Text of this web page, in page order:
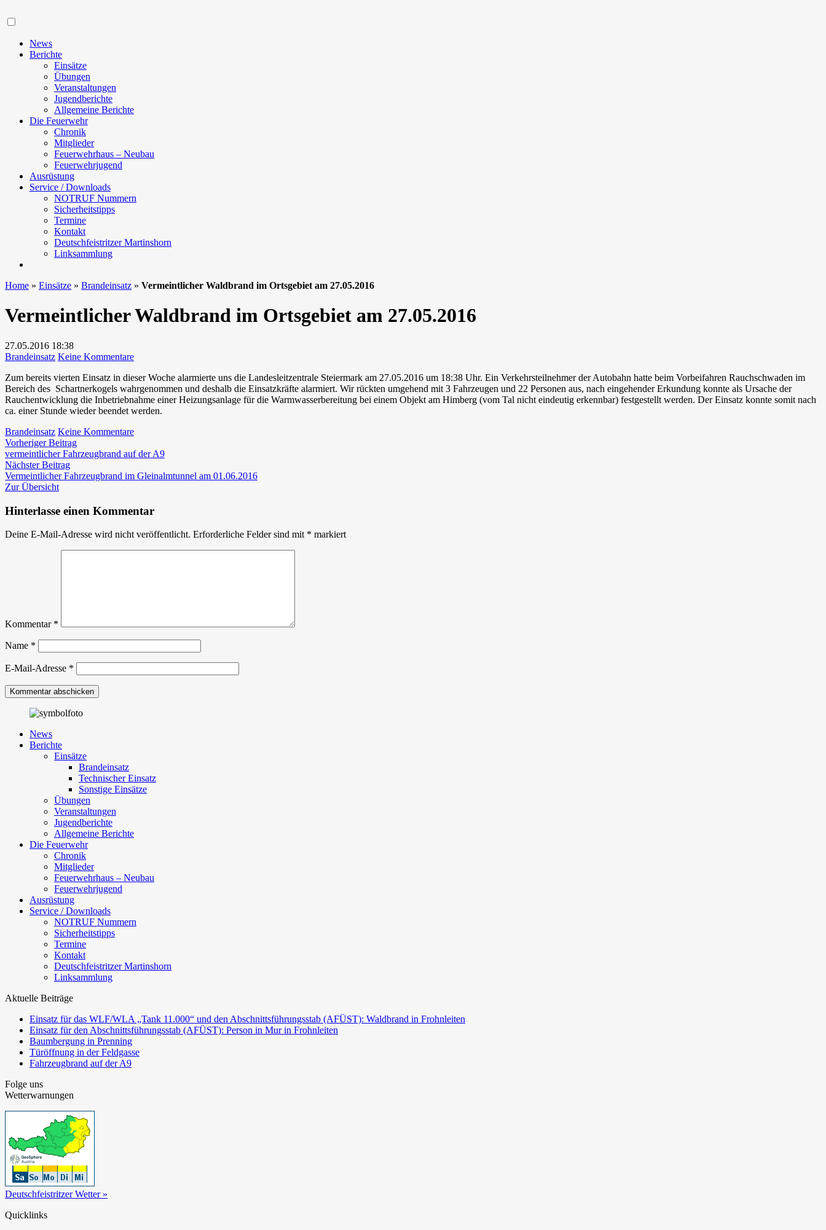
News
Berichte
Einsätze
Übungen
Veranstaltungen
Jugendberichte
Allgemeine Berichte
Die Feuerwehr
Chronik
Mitglieder
Feuerwehrhaus – Neubau
Feuerwehrjugend
Ausrüstung
Service / Downloads
NOTRUF Nummern
Sicherheitstipps
Termine
Kontakt
Deutschfeistritzer Martinshorn
Linksammlung
Home » Einsätze » Brandeinsatz » Vermeintlicher Waldbrand im Ortsgebiet am 27.05.2016
Vermeintlicher Waldbrand im Ortsgebiet am 27.05.2016
27.05.2016 18:38
Brandeinsatz Keine Kommentarezu
Waldbrand
im
Ortsgebiet
am
Zum bereits vierten Einsatz in dieser Woche alarmierte uns die Landesleitzentrale Steiermark am 27.05.2016 um 18:38 Uhr. Ein Verkehrsteilnehmer der Autobahn hatte beim Vorbeifahren Rauchschwaden im
Bereich des Schartnerkogels wahrgenommen und deshalb die Einsatzkräfte alarmiert. Wir rückten umgehend mit 3 Fahrzeugen und 22 Personen aus, nach eingehender Erkundung konnte als Ursache der
Rauchentwicklung die Inbetriebnahme einer Heizungsanlage für die Warmwasserbereitung bei einem Objekt am Himberg (vom Tal nicht eindeutig erkennbar) festgestellt werden. Der Einsatz konnte somit nach
ca. einer Stunde wieder beendet werden.
Brandeinsatz Keine Kommentarezu
Waldbrand
Ortsgebiet
Beitragsnavigation
Vorheriger BeitragVorheriger
Beitrag:
vermeintlicher Fahrzeugbrand auf der A9
Nächster BeitragNächster
Beitrag:
Vermeintlicher Fahrzeugbrand im Gleinalmtunnel am 01.06.2016
Zur Übersicht
Hinterlasse einen Kommentar
Deine E-Mail-Adresse wird nicht veröffentlicht. Erforderliche Felder sind mit * markiert
Kommentar *
Name *
E-Mail-Adresse *
News
Berichte
Einsätze
Brandeinsatz
Technischer Einsatz
Sonstige Einsätze
Übungen
Veranstaltungen
Jugendberichte
Allgemeine Berichte
Die Feuerwehr
Chronik
Mitglieder
Feuerwehrhaus – Neubau
Feuerwehrjugend
Ausrüstung
Service / Downloads
NOTRUF Nummern
Sicherheitstipps
Termine
Kontakt
Deutschfeistritzer Martinshorn
Linksammlung
Aktuelle Beiträge
Einsatz für das WLF/WLA „Tank 11.000“ und den Abschnittsführungsstab (AFÜST): Waldbrand in Frohnleiten
Einsatz für den Abschnittsführungsstab (AFÜST): Person in Mur in Frohnleiten
Baumbergung in Prenning
Türöffnung in der Feldgasse
Fahrzeugbrand auf der A9
Folge uns
Wetterwarnungen
Deutschfeistritzer Wetter »
Quicklinks